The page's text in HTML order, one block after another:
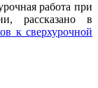
работа при
рассказано в
к сверхурочной